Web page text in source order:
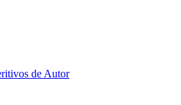
de Autor